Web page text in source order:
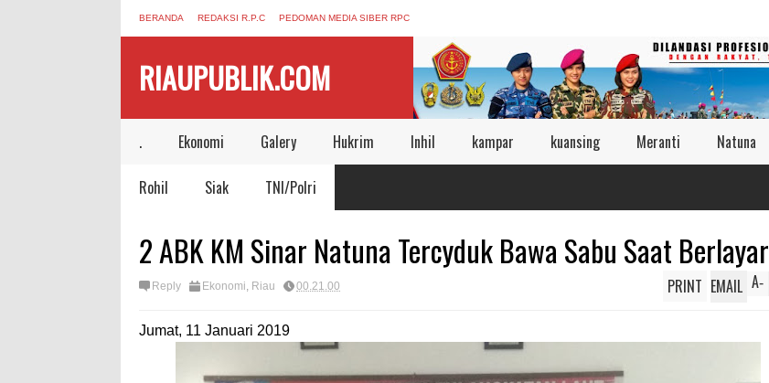
BERANDA REDAKSI R.P.C PEDOMAN MEDIA SIBER RPC
RIAUPUBLIK.COM
. Ekonomi Galery Hukrim Inhil kampar kuansing Meranti Natuna
Rohil Siak TNI/Polri
2 ABK KM Sinar Natuna Tercyduk Bawa Sabu Saat Berlayar
Reply Ekonomi, Riau 00.21.00 A-
PRINT EMAIL
Jumat, 11 Januari 2019